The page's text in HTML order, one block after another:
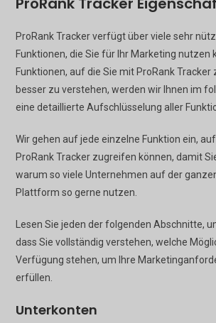
ProRank Tracker verfügt über viele sehr
Funktionen, die Sie für Ihr Marketing nutzen
Funktionen, auf die Sie mit ProRank
besser zu verstehen, werden wir Ihnen im
eine detaillierte Aufschlüsselung aller
Wir gehen auf jede einzelne Funktion ein,
ProRank Tracker zugreifen können, damit
warum so viele Unternehmen auf der
Plattform so gerne nutzen.
Lesen Sie jeden der folgenden Abschnitte,
dass Sie vollständig verstehen, welche
Verfügung stehen, um Ihre
erfüllen.
Unterkonten